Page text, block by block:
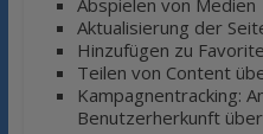
Abspielen von Medien
Aktualisierung der
Hinzufügen zu
Teilen von Content
Kampagnentracking:
Benutzerherkunft